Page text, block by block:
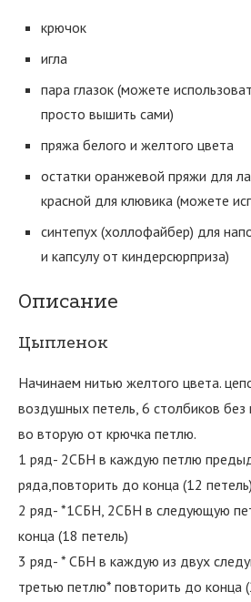
крючок
игла
пара глазок (можете
просто вышить сами)
пряжа белого и желтого цвета
остатки оранжевой пряжи для
красной для клювика (можете
синтепух (холлофайбер) для
и капсулу от киндерсюрприза)
Описание
Цыпленок
Начинаем нитью желтого цвета.
воздушных петель, 6 столбиков
во вторую от крючка петлю.
1 ряд- 2СБН в каждую петлю
ряда,повторить до конца (12 петель)
2 ряд- *1СБН, 2СБН в следующую
конца (18 петель)
3 ряд- * СБН в каждую из двух
третью петлю* повторить до конца